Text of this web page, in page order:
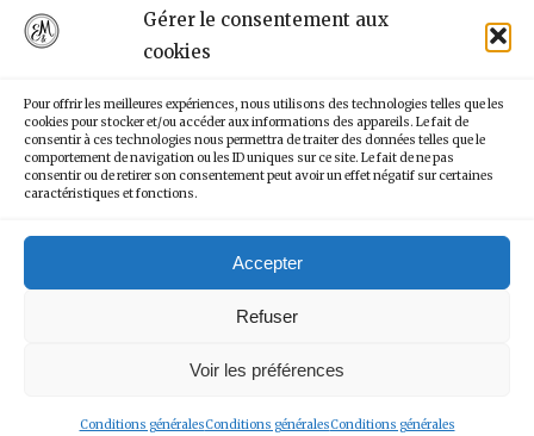
Gérer le consentement aux
cookies
Pour offrir les meilleures expériences, nous utilisons des technologies telles que les
cookies pour stocker et/ou accéder aux informations des appareils. Le fait de
consentir à ces technologies nous permettra de traiter des données telles que le
comportement de navigation ou les ID uniques sur ce site. Le fait de ne pas
consentir ou de retirer son consentement peut avoir un effet négatif sur certaines
caractéristiques et fonctions.
Accepter
Refuser
Voir les préférences
Conditions généralesConditions généralesConditions générales
Les Restaurants